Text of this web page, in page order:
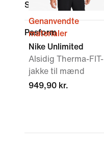
Sports
Pasform
Genanvendte
materialer
Nike Unlimited
Alsidig Therma-FIT-
jakke til mænd
949,90 kr.